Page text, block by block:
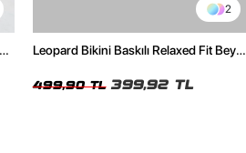
2
Leopard Bikini Baskılı Relaxed Fit Beyaz
499,90 TL 399,92 TL